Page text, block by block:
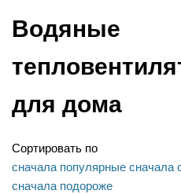
Водяные
для дома
Сортировать по
сначала популярные сначала
сначала подороже